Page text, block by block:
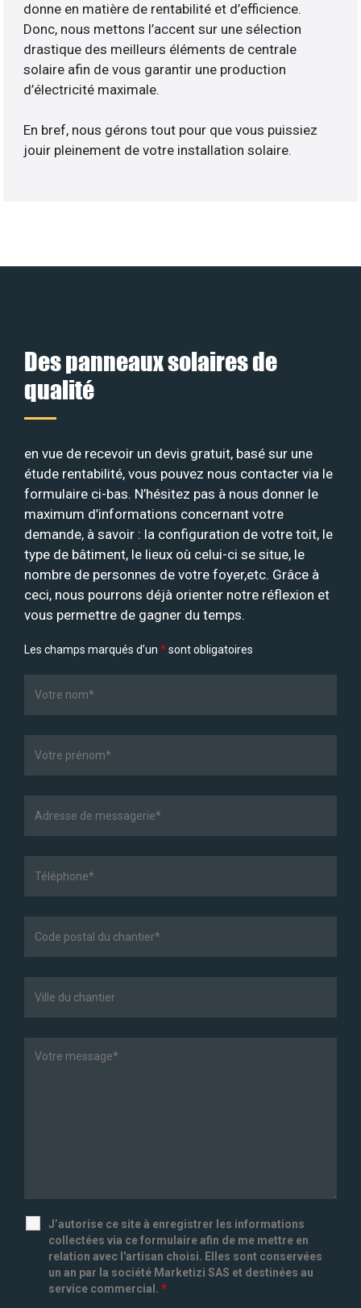
donne en matière de rentabilité et d’efficience.
Donc, nous mettons l’accent sur une sélection
drastique des meilleurs éléments de centrale
solaire afin de vous garantir une production
d’électricité maximale.
En bref, nous gérons tout pour que vous puissiez
jouir pleinement de votre installation solaire.
Des panneaux solaires de
qualité
en vue de recevoir un devis gratuit, basé sur une
étude rentabilité, vous pouvez nous contacter via le
formulaire ci-bas. N’hésitez pas à nous donner le
maximum d’informations concernant votre
demande, à savoir : la configuration de votre toit, le
type de bâtiment, le lieux où celui-ci se situe, le
nombre de personnes de votre foyer,etc. Grâce à
ceci, nous pourrons déjà orienter notre réflexion et
vous permettre de gagner du temps.
Les champs marqués d’un *sont obligatoires
J’autorise ce site à enregistrer les informations
collectées via ce formulaire afin de me mettre en
relation avec l'artisan choisi. Elles sont conservées
un an par la société Marketizi SAS et destinées au
service commercial. *